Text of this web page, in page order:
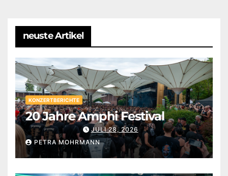
neuste Artikel
KONZERTBERICHTE
20 Jahre Amphi Festival
JULI 28, 2026
PETRA MOHRMANN